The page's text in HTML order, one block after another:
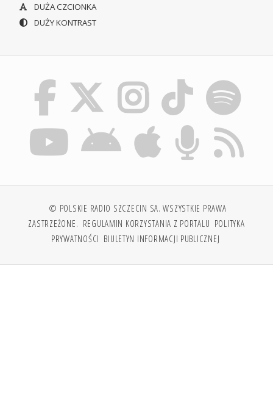
DUŻA CZCIONKA
DUŻY KONTRAST
© POLSKIE RADIO SZCZECIN SA. WSZYSTKIE PRAWA
ZASTRZEŻONE. REGULAMIN KORZYSTANIA Z PORTALU POLITYKA
PRYWATNOŚCI BIULETYN INFORMACJI PUBLICZNEJ